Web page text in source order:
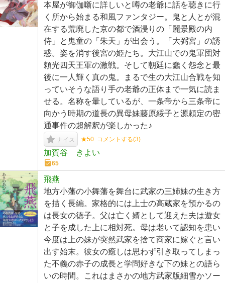
本屋が御伽噺に詳しいと噂の老爺に話を聴きに行
く所から始まる和風ファンタジー。鬼と人とが混
在する荒廃した京の都で酒浸りの「麗景殿の内
侍」と鬼童の「朱天」が出会う。「大弼宮」の誘
惑。姿を消す後宮の姫たち。大江山での鬼軍団対
頼光四天王軍の激戦。そして朝廷に蠢く怨念と最
後に一人輝く真の鬼。まるで生の大江山合戦を知
っていそうな語り手の老爺の正体まで一気に読ま
せる。名称を暈しているが、一条帝から三条帝に
向かう時期の道長の異母妹藤原綏子と源頼定の密
通事件の超解釈が楽しかった♪
ナイス ★50 コメントする(3)
加賀谷 きよい
65
飛燕
地方小藩の小舞藩を舞台に武家の三姉妹の生き方
を描く長編。家格的には上士の高蔵家を預かるの
は長女の徳子。父は亡く婿として迎えた夫は遊女
と子を成した上に相対死。母は老いて認知を患い
今度は上の妹が突然武家を捨て商家に嫁ぐと言い
出す始末。彼女の癒しは思わず引き取ってしまっ
た不義の赤子の成長と学問好きな下の妹との語ら
いの時間。これはまさかの地方武家版細雪かソー